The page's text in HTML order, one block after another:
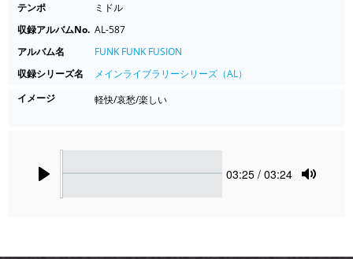
テンポ
ミドル
収録アルバムNo. AL-587
アルバム名
FUNK FUNK FUSION
収録シリーズ名
メインライブラリーシリーズ（AL）
イメージ
軽快/哀愁/楽しい
Current
03:25 / 03:24